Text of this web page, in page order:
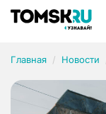
Главная Новости